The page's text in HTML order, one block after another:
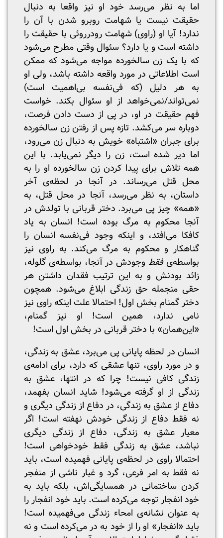
اما به نظر می‌رسد خود او نیز واقعا به دنبال
حقیقت نیست یا شهامت روبرو شدن با آن را
ندارد! آیا او (راوی) شهامت رودرروئی با حقیقت را
داشته است و یا دارد؟ سئوال وقتی مطرح می‌شود
که با یک زن سالخورده مواجه می‌شود که ممکن
است اطلاعاتی در مورد واقعه داشته باشد، ولی او
به هر دلیل (که فی‌نفسه بی‌اهمیت است)
نمی‌تواند/نمی‌خواهد از او سئوال بکند. خواست
فهم حقیقت در او، در پی از دست دادن فرصت،
دوباره سر می‌کشد. تازه پس از رفتن زن سالخورده
برای جبران «اشتباه» خویش به دنبال زن می‌رود،
اما دیر شده است، زن را دیگر نمی‌یابد. با این
همه تلاش برای پیدا کردن زن سالخورده او را به
محل قتل می‌رساند. در آنجا در لحظه‌ی آخر
داستان، به نظر می‌رسد، آنجا در محل قتل، به
«همه» چیز پی می‌برد. دختر قربانی با تولدش در
آنجا محکوم به مرگ بوده است! انسان به یاد
کافکا می‌افتد، و اینکه وجود فی‌نفسه انسان را
گناهکار و محکوم به مرگ می‌کند. به راوی نیز
بواسطه‌یفقط وجودش در آنجا، بواسطه‌ی گلوله،
زائد بودنش و به این ترتیب فقدان داشتن هر
حقی منجمله حق زندگی ابلاغ می‌شود. همچون
دختر گمنام بخش اول! احتمالا علت اینکه راوی نیز
نامی ندارد، همین است! او نیز گمنام،
«این‌همان» با دختر قربانی در بخش اول است!
انسان در لحظه پایانی پی می‌برد، عشق به زندگی،
و در مورد راوی، تنها عشقی که دارد، برای ادامه‌ی
زندگی کافی نیست! چرا که در انتها، عشق به
زندگی از او گرفته می‌شود! شاید انسان بفهمد،
دفاع از عشق به زندگی، در دفاع از زندگی دیگری و
نه فقط دفاع از زندگی خودش نهفته است! اگر
معیار عشق به زندگی، دفاع از زندگی دیگری
نباشد، عشق به زندگی فقط خودخواهی است!
احتمالا راوی در لحظه‌ی پایانی فهمیده است، باید
نه فقط به امر فرعی، گرد و غبار ناشی از منفجر
کردن ساختمانی در همسایگی‌اش، بلکه باید به
خود انفجار توجه می‌کرده است. باید خود انفجار را
به عنوان نشانه‌ی امحاء زندگی می‌فهمیده است!
باید «انفجار» او را از خود به در می‌کرده است و نه